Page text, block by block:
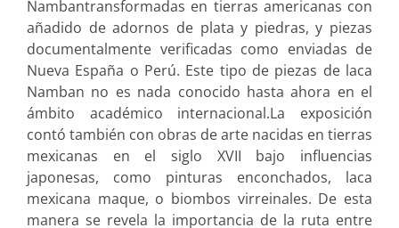
Nambantransformadas en tierras americanas con
añadido de adornos de plata y piedras, y piezas
documentalmente verificadas como enviadas de
Nueva España o Perú. Este tipo de piezas de laca
Namban no es nada conocido hasta ahora en el
ámbito académico internacional.La exposición
contó también con obras de arte nacidas en tierras
mexicanas en el siglo XVII bajo influencias
japonesas, como pinturas enconchados, laca
mexicana maque, o biombos virreinales. De esta
manera se revela la importancia de la ruta entre